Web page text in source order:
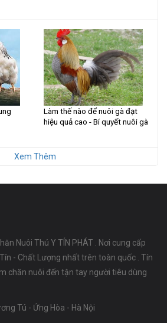
Làm thế nào để nuôi gà đạt
hiệu quả cao - Bí quyết nuôi gà
Xem Thêm
Nuôi Thú Y TÍN PHÁT . Nơi cung cấp
- Chất Lượng nhất trên toàn quốc . Tín
chăn nuôi đến tận tay người tiêu dùng
Tú - Ứng Hòa - Hà Nội